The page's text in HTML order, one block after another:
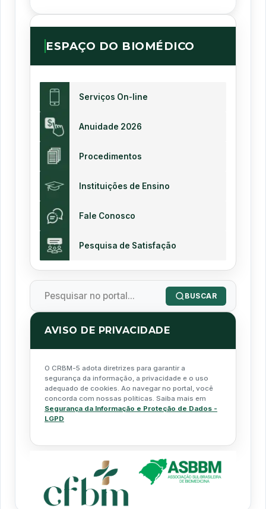
ESPAÇO DO BIOMÉDICO
Serviços On-line
Anuidade 2026
Procedimentos
Instituições de Ensino
Fale Conosco
Pesquisa de Satisfação
BUSCAR
AVISO DE PRIVACIDADE
O CRBM-5 adota diretrizes para garantir a
segurança da informação, a privacidade e o uso
adequado de cookies. Ao navegar no portal, você
concorda com nossas políticas. Saiba mais em
Segurança da Informação e Proteção de Dados -
LGPD